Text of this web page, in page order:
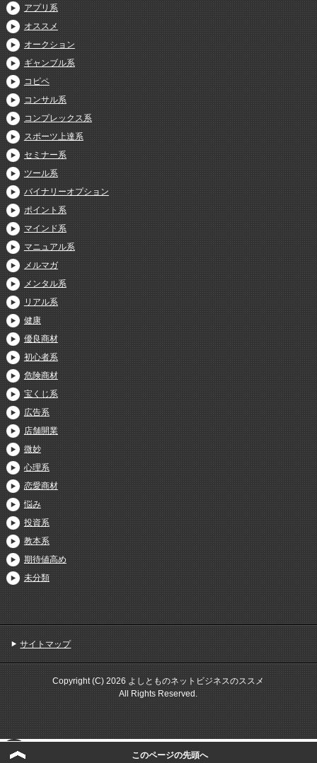
アプリ系
オススメ
オークション
ギャンブル系
コピペ
コンサル系
コンプレックス系
スポーツ上達系
セミナー系
ツール系
バイナリーオプション
ポイント系
マインド系
マニュアル系
メルマガ
メンタル系
リアル系
健康
優良商材
初心者系
危険商材
宝くじ系
広告系
店舗開業
微妙
心理系
恋愛商材
悩み
投資系
教本系
期待値高め
未分類
サイトマップ
Copyright (C) 2026 よしとものネットビジネスのススメ
All Rights Reserved.
このページの先頭へ